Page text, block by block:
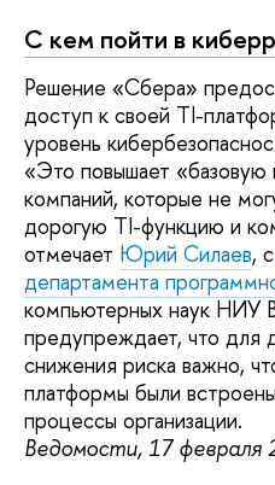
С кем пойти в
Решение «Сбера»
доступ к своей TI-
уровень
«Это повышает «базовую
компаний, которые не
дорогую TI-функцию и
отмечает Юрий Силаев,
департамента
компьютерных наук
предупреждает, что для
снижения риска важно,
платформы были
процессы организации.
Ведомости, 17 февраля